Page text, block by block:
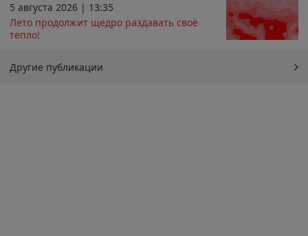
5 августа 2026 | 13:35
Лето продолжит щедро раздавать своё
тепло!
Другие публикации